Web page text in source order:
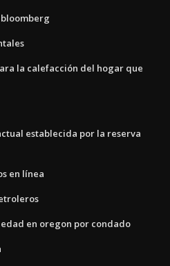
la calefacción del hogar que
establecida por la reserva
en línea
en oregon por condado